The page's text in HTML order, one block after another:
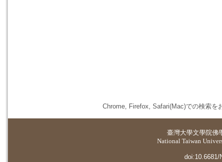
Chrome, Firefox, Safari(Mac)での検索を
臺灣大學文學院佛
National Taiwan
doi:10.6681/